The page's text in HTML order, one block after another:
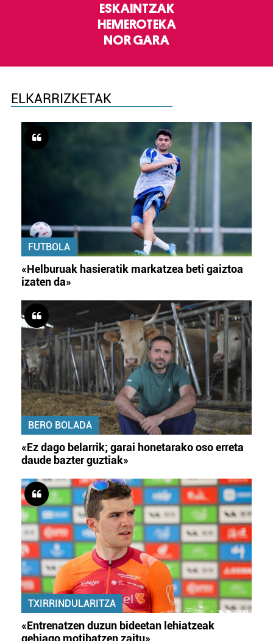
ESKAINTZAK
HEMEROTEKA
NOR GARA
ELKARRIZKETAK
FUTBOLA
«Helburuak hasieratik markatzea beti gaiztoa
izaten da»
BERO BOLADA
«Ez dago belarrik; garai honetarako oso erreta
daude bazter guztiak»
TXIRRINDULARITZA
«Entrenatzen duzun bideetan lehiatzeak
gehiago motibatzen zaitu»